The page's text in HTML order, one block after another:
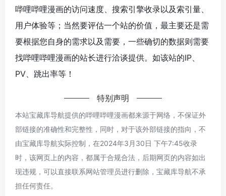
哔哩哔哩漫画的访问速度、搜索引擎收录以及索引量、
用户体验等；当然要评估一个站的价值，最主要还是需
要根据您自身的需求以及需要，一些确切的数据则需要
找哔哩哔哩漫画的站长进行洽谈提供。如该站的IP、
PV、跳出率等！
特别声明
本站宝藏库导航提供的哔哩哔哩漫画都来源于网络，不保证外
部链接的准确性和完整性，同时，对于该外部链接的指向，不
由宝藏库导航实际控制，在2024年3月30日 下午7:45收录
时，该网页上的内容，都属于合规合法，后期网页的内容如出
现违规，可以直接联系网站管理员进行删除，宝藏库导航不承
担任何责任。